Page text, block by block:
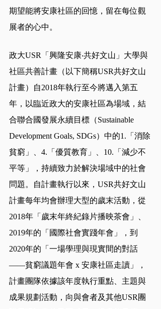
期望能將安康社區的回憶，留在每位觀
展者的心中。
政大USR「興隆安康‧共好文山」大學與
社區共善計畫（以下簡稱USR共好文山
計畫）自2018年執行至今將邁入第五
年，以臨近政大的安康社區為場域，結
合聯合國發展永續目標（Sustainable
Development Goals, SDGs）中的1.「消除
貧窮」、4.「優質教育」、10.「減少不
平等」，持續致力於解決場域中的社會
問題。自計畫執行以來，USR共好文山
計畫每年均會辦理大型的歲末活動，從
2018年「歲末年終紀錄片播映茶會」、
2019年的「國際社會實踐年會」，到
2020年的「一場學理與現實間的對話
——貧窮議題年會 x 安康社區走讀」，
計畫團隊依據該年度執行重點、主題與
成果規劃活動，向與會者及其他USR團